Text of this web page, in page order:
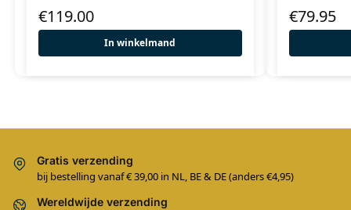
€119.00
In winkelmand
€79.95
Gratis verzending
bij bestelling vanaf € 39,00 in NL, BE & DE (anders €4,95)
Wereldwijde verzending